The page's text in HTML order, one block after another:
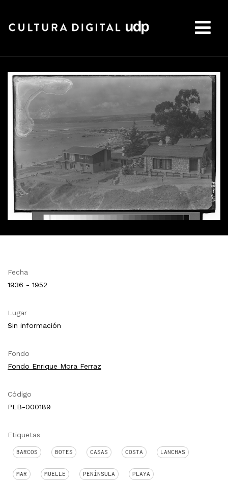
Fecha
1936 - 1952
Lugar
Sin información
Fondo
Fondo Enrique Mora Ferraz
Código
PLB-000189
Etiquetas
BARCOS BOTES CASAS COSTA LANCHAS
MAR MUELLE PENÍNSULA PLAYA